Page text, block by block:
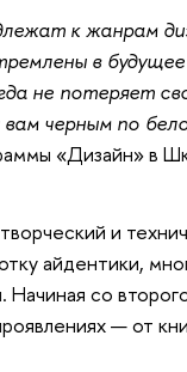
к жанрам
в
не потеряет
черным по
«Дизайн» в
и
айдентики,
Начиная со
— от